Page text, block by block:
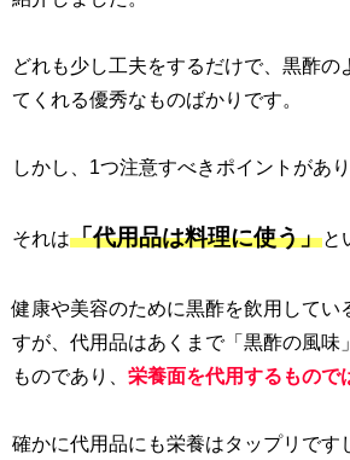
どれも少し工夫をするだけで、黒酢の
てくれる優秀なものばかりです。
しかし、 1つ注意すべきポイントがあり
それは「代用品は料理に使う」と
健康や美容のために黒酢を飲用してい
すが、代用品はあくまで「黒酢の風味
ものであり、 栄養面を代用するもので
確かに代用品にも栄養はタップリです